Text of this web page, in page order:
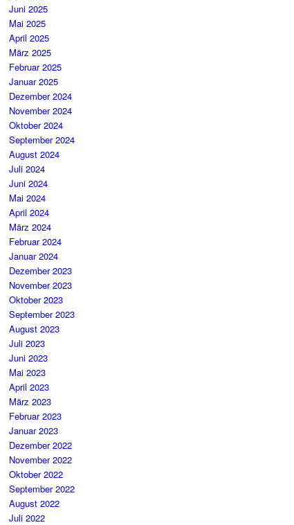
Juni 2025
Mai 2025
April 2025
März 2025
Februar 2025
Januar 2025
Dezember 2024
November 2024
Oktober 2024
September 2024
August 2024
Juli 2024
Juni 2024
Mai 2024
April 2024
März 2024
Februar 2024
Januar 2024
Dezember 2023
November 2023
Oktober 2023
September 2023
August 2023
Juli 2023
Juni 2023
Mai 2023
April 2023
März 2023
Februar 2023
Januar 2023
Dezember 2022
November 2022
Oktober 2022
September 2022
August 2022
Juli 2022